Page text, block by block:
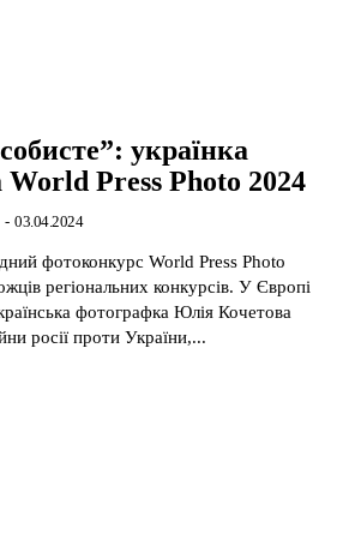
українка
World Press Photo 2024
- 03.04.2024
фотоконкурс World Press Photo
регіональних конкурсів. У Європі
фотографка Юлія Кочетова
росії проти України,...